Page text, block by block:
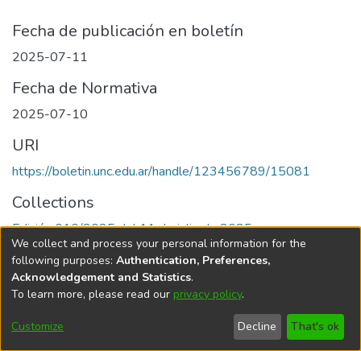
Fecha de publicación en boletín
2025-07-11
Fecha de Normativa
2025-07-10
URI
https://boletin.unc.edu.ar/handle/123456789/15081
Collections
Edición 010/2025 del 11 de julio de 2025
Universidad Nacional de Córdoba
We collect and process your personal information for the
following purposes: Authentication, Preferences,
Acknowledgement and Statistics.
To learn more, please read our privacy policy.
Customize Decline That's ok